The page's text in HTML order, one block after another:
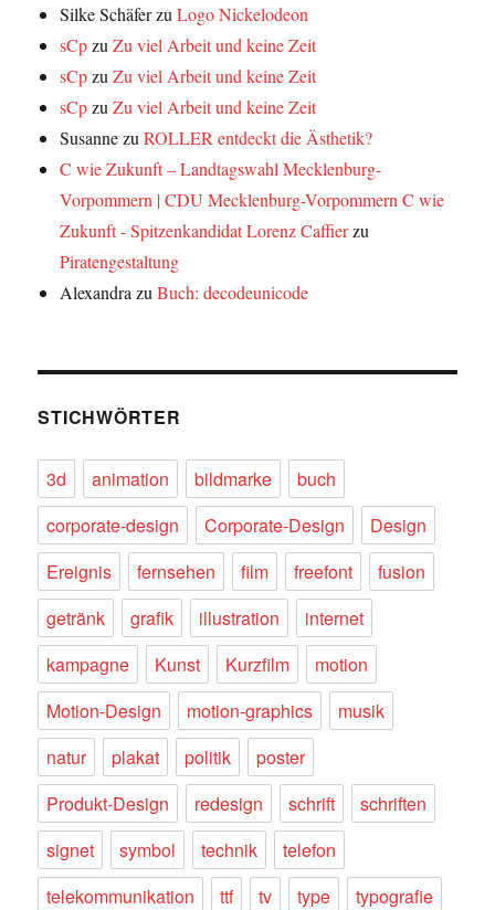
Silke SchäferzuLogo Nickelodeon
sCpzuZu viel Arbeit und keine Zeit
sCpzuZu viel Arbeit und keine Zeit
sCpzuZu viel Arbeit und keine Zeit
SusannezuROLLER entdeckt die Ästhetik?
C wie Zukunft – Landtagswahl Mecklenburg-
Vorpommern | CDU Mecklenburg-Vorpommern C wie
Zukunft - Spitzenkandidat Lorenz Caffierzu
Piratengestaltung
Alexandra zuBuch: decodeunicode
STICHWÖRTER
3d animation bildmarke
buch
corporate-design
Corporate-Design
Design
Ereignis
fernsehen film freefont
fusion
getränk
grafik illustration
internet
kampagne
Kunst Kurzfilm
motion
Motion-Design
motion-graphics
musik
natur
plakat politik
poster
Produkt-Design
redesign schrift
schriften
signet
symbol technik
telefon
telekommunikation
ttf tv type
typografie